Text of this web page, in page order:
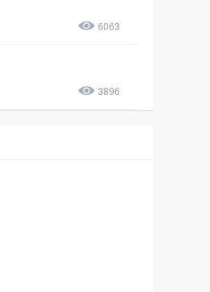
6063
3896